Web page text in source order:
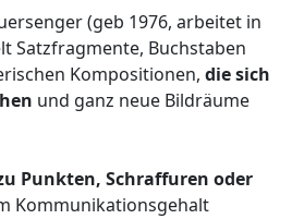
(geb 1976, arbeitet in
Satzfragmente, Buchstaben
Kompositionen, die sich
und ganz neue Bildräume
Punkten, Schraffuren oder
Kommunikationsgehalt